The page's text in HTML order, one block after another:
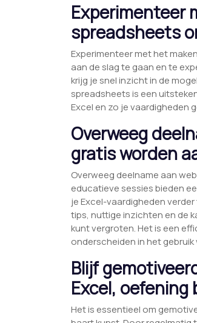
Experimenteer
spreadsheets
Experimenteer met het
aan de slag te gaan en te
krijg je snel inzicht in de
spreadsheets is een
Excel en zo je vaardigheden
Overweeg
gratis worden
Overweeg deelname aan
educatieve sessies bieden
je Excel-vaardigheden
tips, nuttige inzichten en de
kunt vergroten. Het is een
onderscheiden in het
Blijf
Excel,
Het is essentieel om